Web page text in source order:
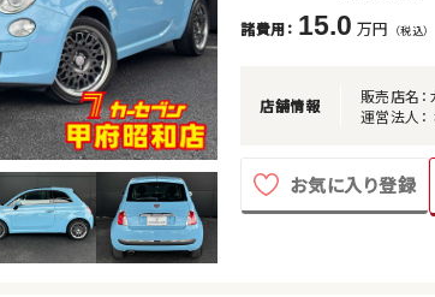
諸費用： 15.0 万円 （税込）
店舗情報
販売店名
運営法人
お気に入り登録